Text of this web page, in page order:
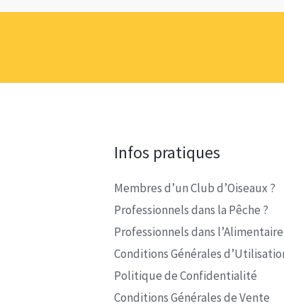
était :
est :
Infos pratiques
Membres d’un Club d’Oiseaux ?
Professionnels dans la Pêche ?
Professionnels dans l’Alimentaire
Conditions Générales
Politique de Confidentialité
Conditions Générales de Vente